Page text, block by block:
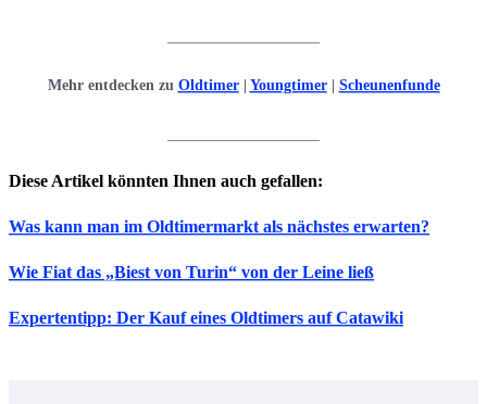
Mehr entdecken zu Oldtimer| Youngtimer| Scheunenfunde
Diese Artikel könnten Ihnen auch gefallen:
Was kann man im Oldtimermarkt als nächstes erwarten?
Wie Fiat das „Biest von Turin“ von der Leine ließ
Expertentipp: Der Kauf eines Oldtimers auf Catawiki